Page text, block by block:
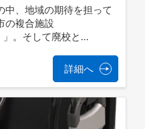
中、地域の期待を担って
の複合施設
」。そして廃校と…
詳細へ